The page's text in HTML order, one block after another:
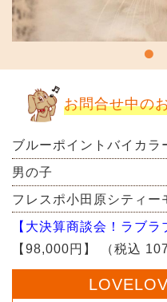
お問合せ中の
ブルーポイントバイカラ
男の子
フレスポ小田原シティー
【大決算商談会！ラブ
【98,000円】
（税込